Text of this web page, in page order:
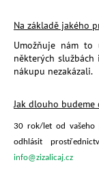
Na základě jakého
Umožňuje nám
některých
nákupu nezakázali.
Jak dlouho
30 rok/let od vašeho
odhlásit
info@zizalicaj.cz